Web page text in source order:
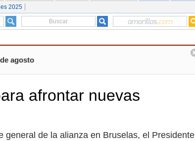
2025
agosto
afrontar nuevas
de la alianza en Bruselas, el Presidente